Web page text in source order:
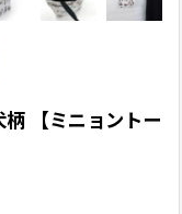
【ミニョントー